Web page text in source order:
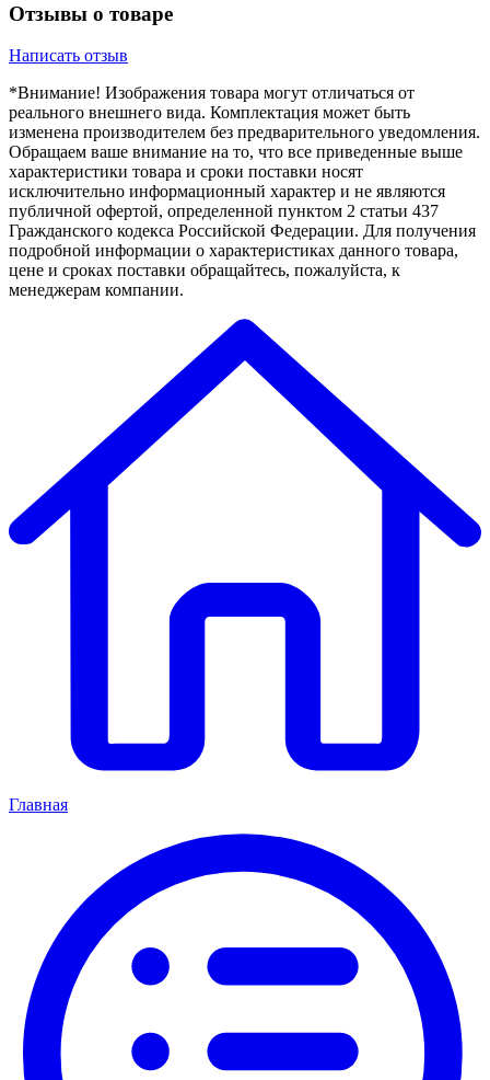
Отзывы о товаре
Написать отзыв
*Внимание! Изображения товара могут отличаться от
реального внешнего вида. Комплектация может быть
изменена производителем без предварительного уведомления.
Обращаем ваше внимание на то, что все приведенные выше
характеристики товара и сроки поставки носят
исключительно информационный характер и не являются
публичной офертой, определенной пунктом 2 статьи 437
Гражданского кодекса Российской Федерации. Для получения
подробной информации о характеристиках данного товара,
цене и сроках поставки обращайтесь, пожалуйста, к
менеджерам компании.
Главная